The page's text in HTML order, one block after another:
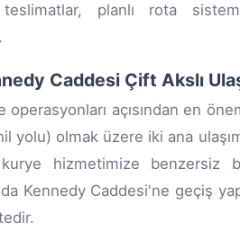
teslimatlar, planlı rota
Caddesi Çift Akslı
açısından en
yolu) olmak üzere iki ana
hizmetimize benzersiz
Kennedy Caddesi'ne geçiş